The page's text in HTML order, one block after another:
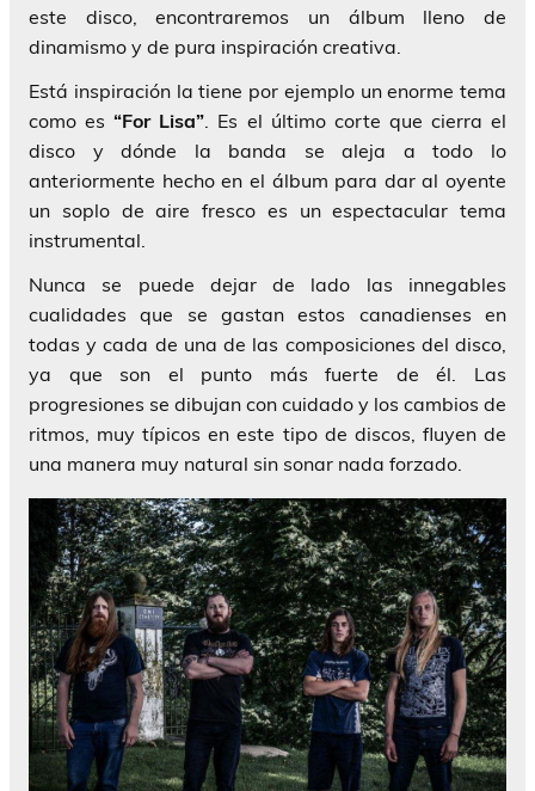
este disco, encontraremos un álbum lleno de
dinamismo y de pura inspiración creativa.
Está inspiración la tiene por ejemplo un enorme tema
como es“For Lisa” . Es el último corte que cierra el
disco y dónde la banda se aleja a todo lo
anteriormente hecho en el álbum para dar al oyente
un soplo de aire fresco es un espectacular tema
instrumental.
Nunca se puede dejar de lado las innegables
cualidades que se gastan estos canadienses en
todas y cada de una de las composiciones del disco,
ya que son el punto más fuerte de él. Las
progresiones se dibujan con cuidado y los cambios de
ritmos, muy típicos en este tipo de discos, fluyen de
una manera muy natural sin sonar nada forzado.